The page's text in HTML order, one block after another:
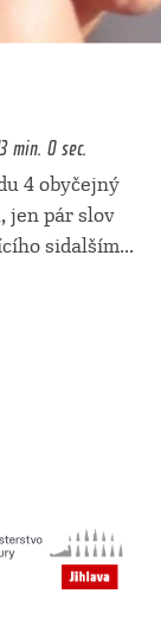
min. 0 sec.
4 obyčejný
jen pár slov
sidalším...